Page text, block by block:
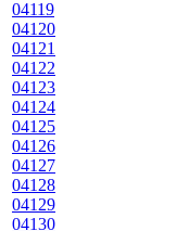
04119
04120
04121
04122
04123
04124
04125
04126
04127
04128
04129
04130